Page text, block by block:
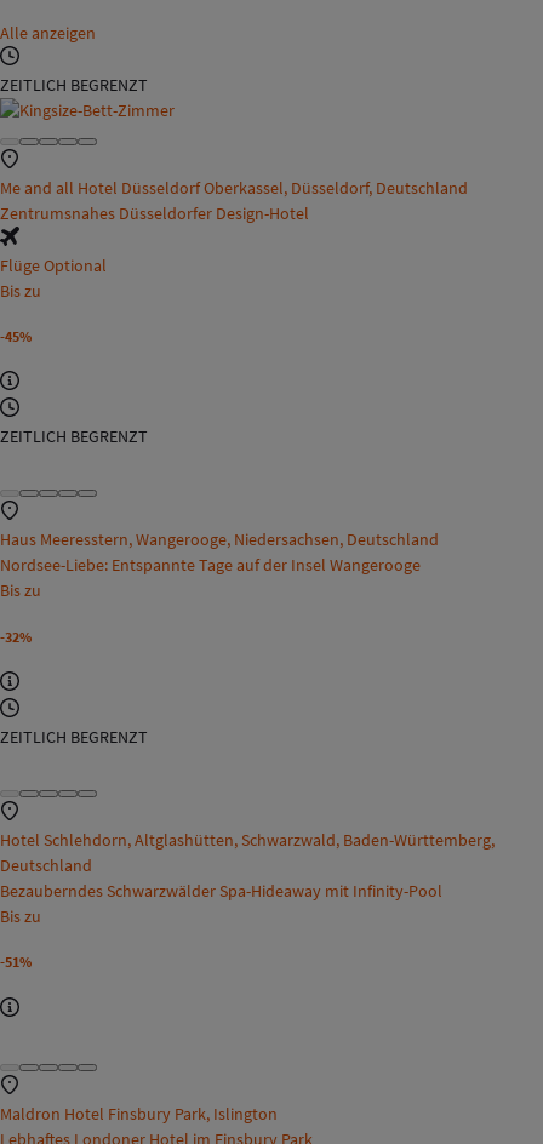
Alle anzeigen
ZEITLICH BEGRENZT
Me and all Hotel Düsseldorf Oberkassel, Düsseldorf, Deutschland
Zentrumsnahes Düsseldorfer Design-Hotel
Flüge Optional
Bis zu
-45%
ZEITLICH BEGRENZT
Haus Meeresstern, Wangerooge, Niedersachsen, Deutschland
Nordsee-Liebe: Entspannte Tage auf der Insel Wangerooge
Bis zu
-32%
ZEITLICH BEGRENZT
Hotel Schlehdorn, Altglashütten, Schwarzwald, Baden-Württemberg,
Deutschland
Bezauberndes Schwarzwälder Spa-Hideaway mit Infinity-Pool
Bis zu
-51%
Maldron Hotel Finsbury Park, Islington
Lebhaftes Londoner Hotel im Finsbury Park